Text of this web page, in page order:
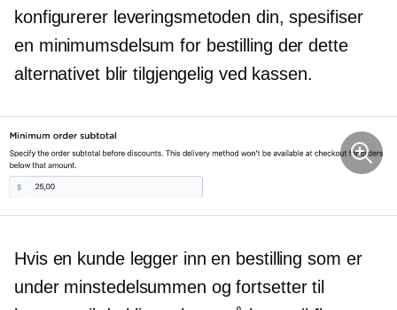
konfigurerer leveringsmetoden din, spesifiser
en minimumsdelsum for bestilling der dette
alternativet blir tilgjengelig ved kassen.
Hvis en kunde legger inn en bestilling som er
under minstedelsummen og fortsetter til